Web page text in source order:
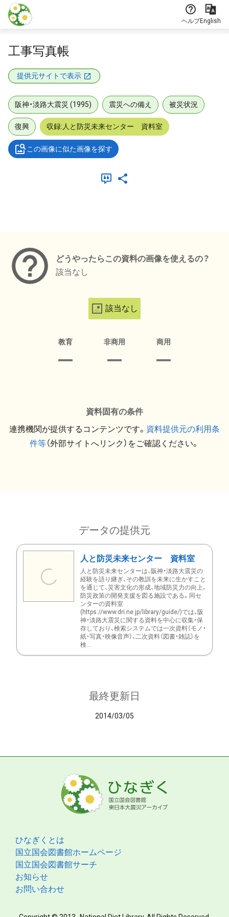
本文に飛ぶ
ヘルプEnglish
工事写真帳
提供元サイトで表示
阪神・淡路大震災 (1995) 震災への備え 被災状況
復興 収録:人と防災未来センター 資料室
この画像に似た画像を探す
どうやったらこの資料の画像を使えるの？
該当なし
該当なし
教育 非商用 商用
資料固有の条件
連携機関が提供するコンテンツです。 資料提供元の利用条
件等（外部サイトへリンク）をご確認ください。
データの提供元
人と防災未来センター 資料室
人と防災未来センターは、阪神・淡路大震災の
経験を語り継ぎ、その教訓を未来に生かすこと
を通じて、災害文化の形成、地域防災力の向上、
防災政策の開発支援を図る施設である。同セ
ンターの資料室
(https://www.dri.ne.jp/library/guide/)では、阪
神・淡路大震災に関する資料を中心に収集・保
存しており、検索システムでは一次資料（モノ・
紙・写真・映像音声）、二次資料（図書・雑誌）を
検...
最終更新日
2014/03/05
ひなぎくとは
国立国会図書館ホームページ
国立国会図書館サーチ
お知らせ
お問い合わせ